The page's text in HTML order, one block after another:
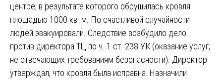
центре, в результате которого обрушилась кровля
площадью 1000 кв. м. По счастливой случайности
людей эвакуировали. Следствие возбудило дело
против директора ТЦ по ч. 1 ст. 238 УК (оказание услуг,
не отвечающих требованиям безопасности). Директор
утверждал, что кровля была исправна. Назначили